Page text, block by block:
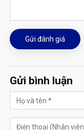
Gửi đánh giá
Gửi bình luận